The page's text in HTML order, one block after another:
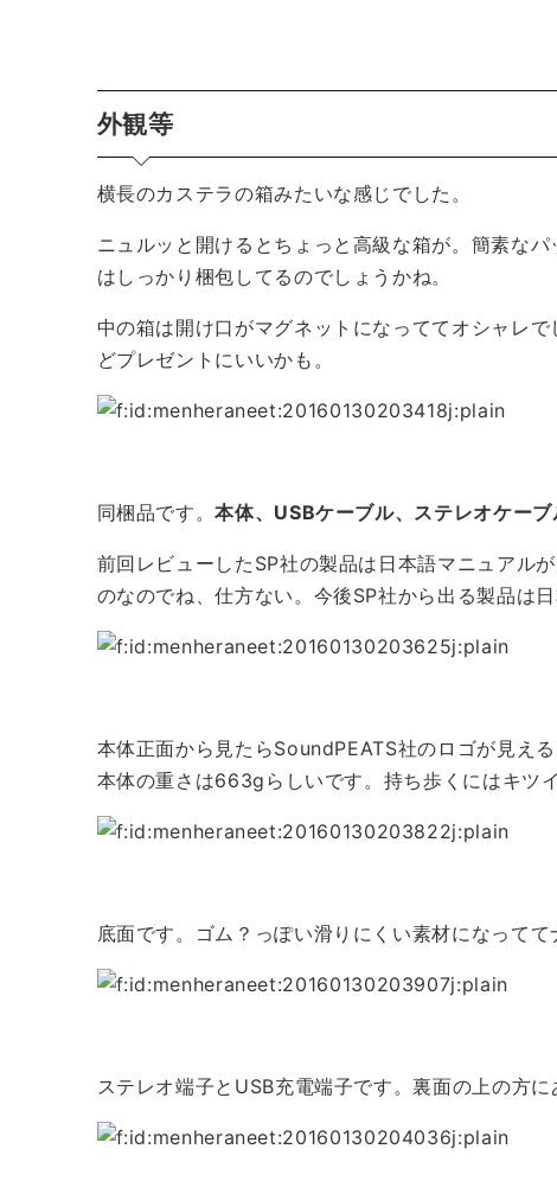
外観等
横長のカステラの箱みたいな感じでした。
ニュルッと開けるとちょっと高級な箱が。簡素な
はしっかり梱包してるのでしょうかね。
中の箱は開け口がマグネットになっててオシャレ
どプレゼントにいいかも。
同梱品です。本体、USBケーブル、ステレオケーブ
前回レビューしたSP社の製品は日本語マニュアル
のなのでね、仕方ない。今後SP社から出る製品は
本体正面から見たらSoundPEATS社のロゴが見え
本体の重さは663gらしいです。持ち歩くにはキツ
底面です。ゴム？っぽい滑りにくい素材になってて
ステレオ端子とUSB充電端子です。裏面の上の方に